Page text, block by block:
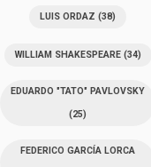
LUIS ORDAZ (38)
WILLIAM SHAKESPEARE(34)
EDUARDO "TATO" PAVLOVSKY
(25)
FEDERICO GARCÍA LORCA